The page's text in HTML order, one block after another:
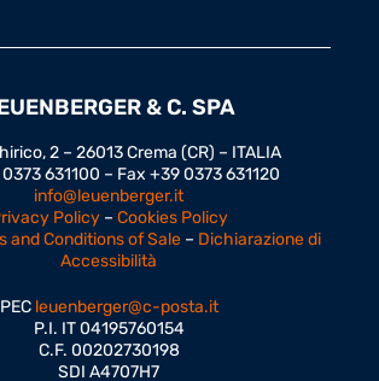
& C. SPA
2 – 26013 Crema (CR) – ITALIA
631100 – Fax +39 0373 631120
info@leuenberger.it
Policy – Cookies Policy
and Conditions of Sale – Dichiarazione di
Accessibilità
PEC leuenberger@c-posta.it
P.I. IT 04195760154
C.F. 00202730198
SDI A4707H7